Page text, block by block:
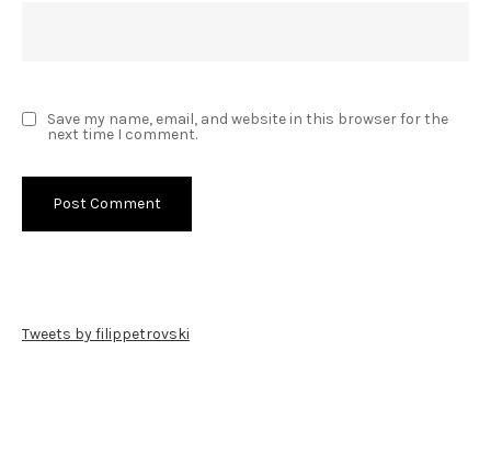
Save my name, email, and website in this browser for the
next time I comment.
Tweets by filippetrovski